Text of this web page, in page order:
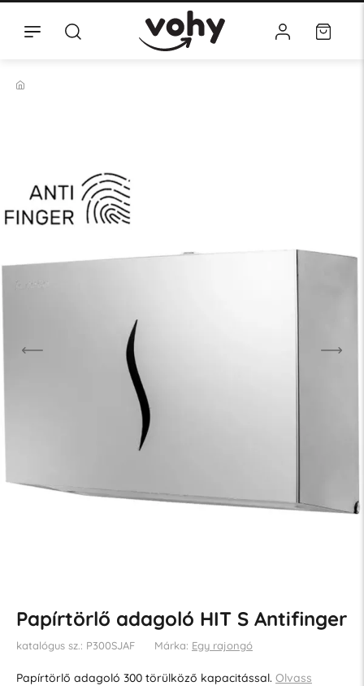
Papírtörlő adagoló HIT S Antifinger
katalógus sz.: P300SJAF Márka: Egy rajongó
Papírtörlő adagoló 300 törülköző kapacitással. Olvass